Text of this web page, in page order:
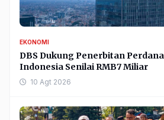
EKONOMI
DBS Dukung Penerbitan
Indonesia Senilai RMB7 Miliar
10 Agt 2026